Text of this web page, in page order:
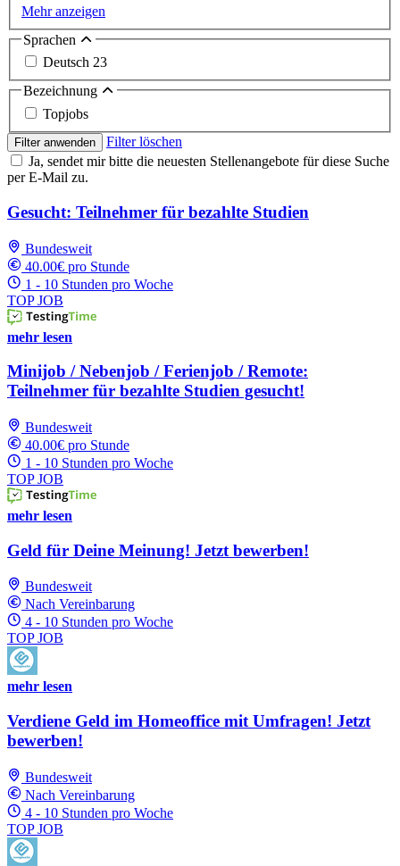
Mehr anzeigen
Sprachen
Deutsch 23
Bezeichnung
Topjobs
Filter anwenden
Filter löschen
Ja, sendet mir bitte die neuesten Stellenangebote für diese Suche
per E-Mail zu.
Gesucht: Teilnehmer für bezahlte Studien
Bundesweit
40.00€ pro Stunde
1 - 10 Stunden pro Woche
TOP JOB
mehr lesen
Minijob / Nebenjob / Ferienjob / Remote:
Teilnehmer für bezahlte Studien gesucht!
Bundesweit
40.00€ pro Stunde
1 - 10 Stunden pro Woche
TOP JOB
mehr lesen
Geld für Deine Meinung! Jetzt bewerben!
Bundesweit
Nach Vereinbarung
4 - 10 Stunden pro Woche
TOP JOB
mehr lesen
Verdiene Geld im Homeoffice mit Umfragen! Jetzt
bewerben!
Bundesweit
Nach Vereinbarung
4 - 10 Stunden pro Woche
TOP JOB